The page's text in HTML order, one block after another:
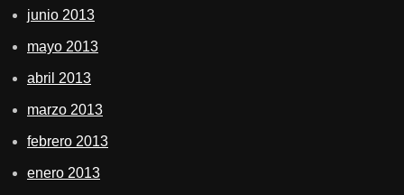
junio 2013
mayo 2013
abril 2013
marzo 2013
febrero 2013
enero 2013